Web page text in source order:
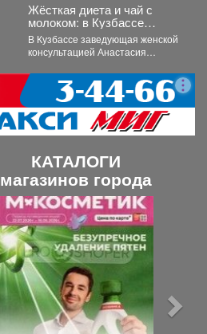
происшествий особенно высок.
Основная...
Жёсткая диета и чай с
молоком: в Кузбассе
мамам рассказали правду
о грудном вскармливании
В Кузбассе заведующая женской
консультацией Анастасия
мифы о питании кормящих мам.
КАТАЛОГИ
магазинов города